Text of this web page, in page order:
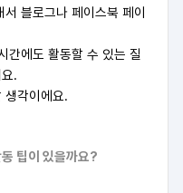
블로그나 페이스북 페이
간에도 활동할 수 있는 질
.
생각이에요.
팁이 있을까요?